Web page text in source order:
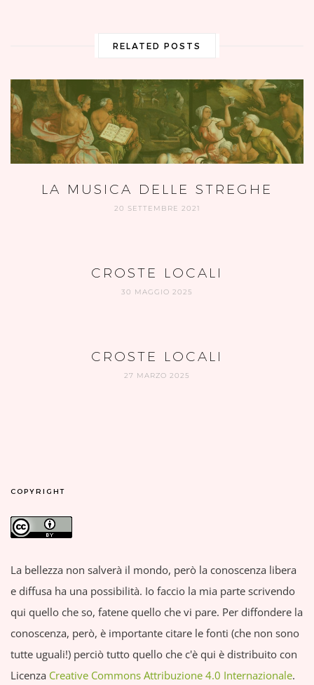
RELATED POSTS
LA MUSICA DELLE STREGHE
20 SETTEMBRE 2021
CROSTE LOCALI
30 MAGGIO 2025
CROSTE LOCALI
27 MARZO 2025
COPYRIGHT
La bellezza non salverà il mondo, però la conoscenza libera
e diffusa ha una possibilità. Io faccio la mia parte scrivendo
qui quello che so, fatene quello che vi pare. Per diffondere la
conoscenza, però, è importante citare le fonti (che non sono
tutte uguali!) perciò tutto quello che c'è qui è distribuito con
Licenza Creative Commons Attribuzione 4.0 Internazionale.